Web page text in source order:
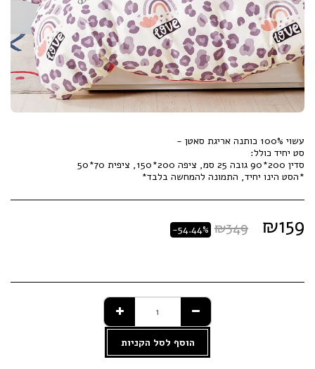
*הסט הינו יחיד, התמונה להמחשה בלבד*
₪159
₪349
-54.44%
הוסף לסל הקניות